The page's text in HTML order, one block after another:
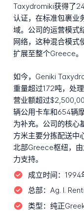
Taxydromiki获得了
认证，在标准包裹业
域。公司的运营模式
网络，这种混合模式
扩展至整个Greece。
如今，Geniki
重量超过172吨，处
营业额超过
辆公用卡车和654辆
为补充。公司的核心
方米主要分拣配送中
北部Greece枢纽，
力支持。
成立时间： 1994
总部： Ag. I.
类型： 纯正